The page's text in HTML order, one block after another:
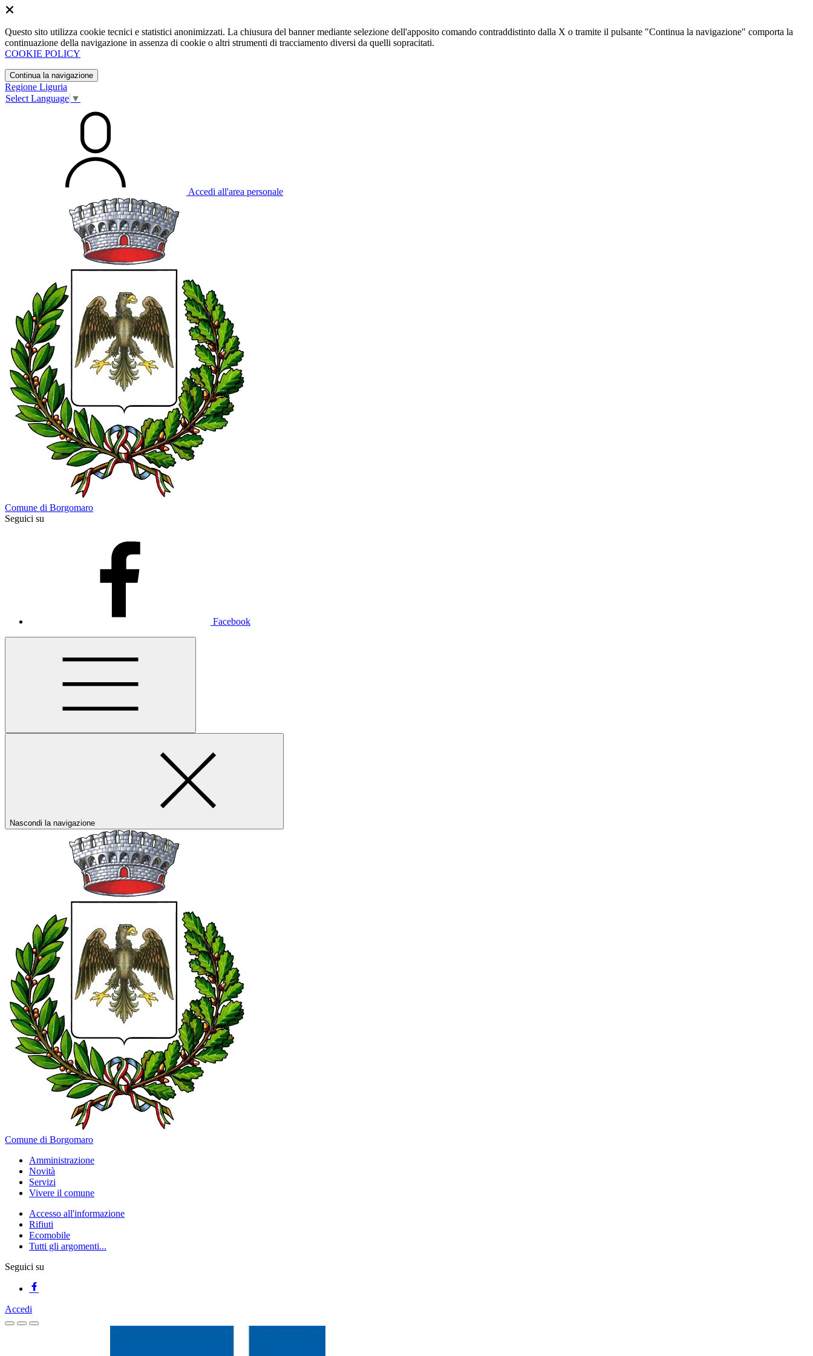
Questo sito utilizza cookie tecnici e statistici anonimizzati. La chiusura del banner mediante selezione dell'apposito comando contraddistinto dalla X o tramite il pulsante "Continua la navigazione" comporta la
continuazione della navigazione in assenza di cookie o altri strumenti di tracciamento diversi da quelli sopracitati.
COOKIE POLICY
Continua la navigazione
Regione Liguria
Select Language ▼
Accedi all'area personale
Comune di Borgomaro
Seguici su
Facebook
Nascondi la navigazione
Comune di Borgomaro
Amministrazione
Novità
Servizi
Vivere il comune
Accesso all'informazione
Rifiuti
Ecomobile
Tutti gli argomenti...
Seguici su
Accedi
Homepage